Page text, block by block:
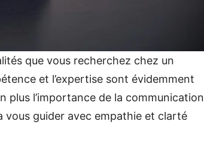
que vous recherchez chez un
et l’expertise sont évidemment
plus l’importance de la communication
vous guider avec empathie et clarté